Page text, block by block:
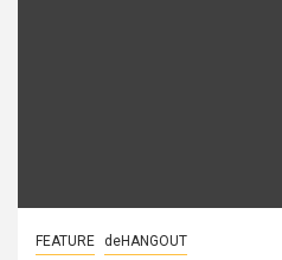
FEATURE deHANGOUT